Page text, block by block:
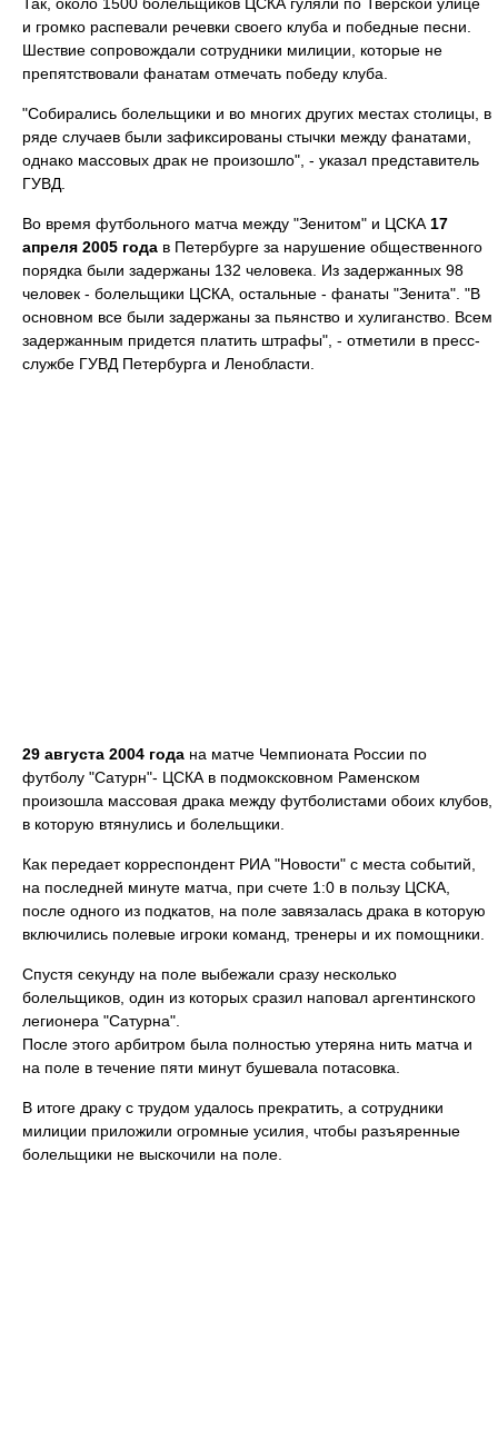
и громко распевали речевки своего клуба и победные песни.
Шествие сопровождали сотрудники милиции, которые не
препятствовали фанатам отмечать победу клуба.
"Собирались болельщики и во многих других местах столицы, в
ряде случаев были зафиксированы стычки между фанатами,
однако массовых драк не произошло", - указал представитель
ГУВД.
Во время футбольного матча между "Зенитом" и ЦСКА 17
апреля 2005 года в Петербурге за нарушение общественного
порядка были задержаны 132 человека. Из задержанных 98
человек - болельщики ЦСКА, остальные - фанаты "Зенита". "В
основном все были задержаны за пьянство и хулиганство. Всем
задержанным придется платить штрафы", - отметили в пресс-
службе ГУВД Петербурга и Ленобласти.
29 августа 2004 года на матче Чемпионата России по
футболу "Сатурн"- ЦСКА в подмоксковном Раменском
произошла массовая драка между футболистами обоих клубов,
в которую втянулись и болельщики.
Как передает корреспондент РИА "Новости" с места событий,
на последней минуте матча, при счете 1:0 в пользу ЦСКА,
после одного из подкатов, на поле завязалась драка в которую
включились полевые игроки команд, тренеры и их помощники.
Спустя секунду на поле выбежали сразу несколько
болельщиков, один из которых сразил наповал аргентинского
легионера "Сатурна".
После этого арбитром была полностью утеряна нить матча и
на поле в течение пяти минут бушевала потасовка.
В итоге драку с трудом удалось прекратить, а сотрудники
милиции приложили огромные усилия, чтобы разъяренные
болельщики не выскочили на поле.